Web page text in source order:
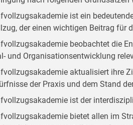
ist ein
der einen wichtigen Beitrag für
beobachtet die
und Organisationsentwicklung
aktualisiert ihre
der Praxis und dem Stand
ist der
bietet allen im